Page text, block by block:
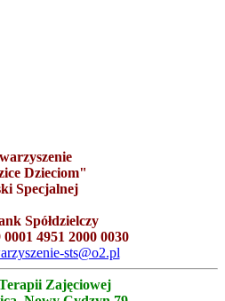
Dzieciom"
Specjalnej
Spółdzielczy
0001 4951 2000 0030
sts@o2.pl
Zajęciowej